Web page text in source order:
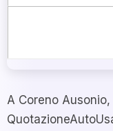
A Coreno